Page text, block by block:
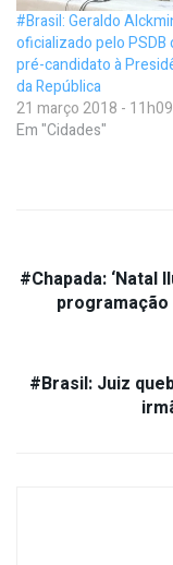
#Brasil: Geraldo
oficializado pelo PSDB
pré-candidato à
da República
21 março 2018 - 11h09
Em "Cidades"
#Chapada: ‘Natal
#Brasil: Juiz